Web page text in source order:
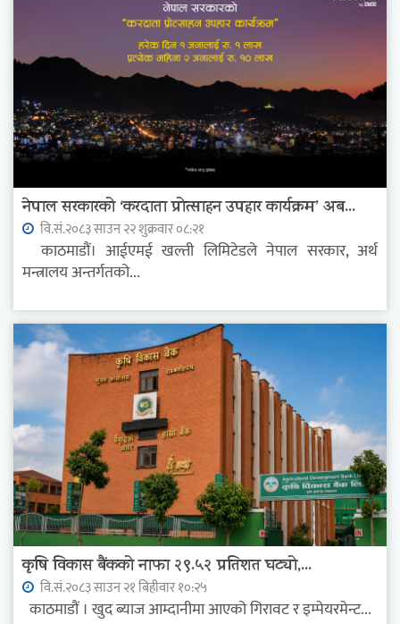
नेपाल सरकारको ‘करदाता प्रोत्साहन उपहार कार्यक्रम’ अब...
वि.सं.२०८३ साउन २२ शुक्रवार ०८:२१
काठमाडौं। आईएमई खल्ती लिमिटेडले नेपाल सरकार, अर्थ
मन्त्रालय अन्तर्गतको...
कृषि विकास बैंकको नाफा २९.५२ प्रतिशत घट्यो,...
वि.सं.२०८३ साउन २१ बिहीवार १०:२५
काठमाडौं । खुद ब्याज आम्दानीमा आएको गिरावट र इम्पेयरमेन्ट...